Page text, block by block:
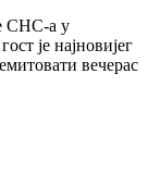
СНС-а у
је најновијег
вечерас